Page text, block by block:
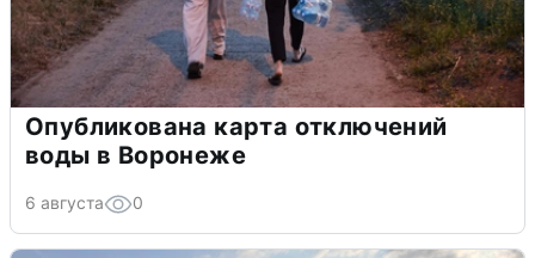
Опубликована карта отключений
воды в Воронеже
6 августа 0